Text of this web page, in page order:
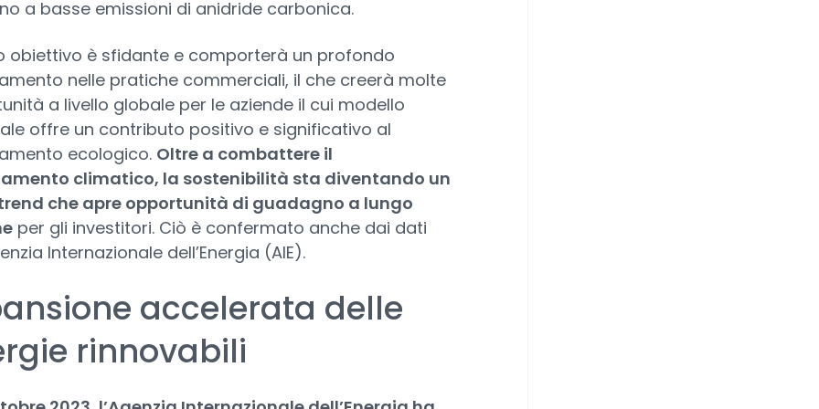
a basse emissioni di anidride carbonica.
obiettivo è sfidante e comporterà un profondo
nelle pratiche commerciali, il che creerà molte
a livello globale per le aziende il cui modello
offre un contributo positivo e significativo al
ecologico. Oltre a combattere il
climatico, la sostenibilità sta diventando un
che apre opportunità di guadagno a lungo
per gli investitori. Ciò è confermato anche dai dati
Internazionale dell’Energia (AIE).
accelerata delle
rinnovabili